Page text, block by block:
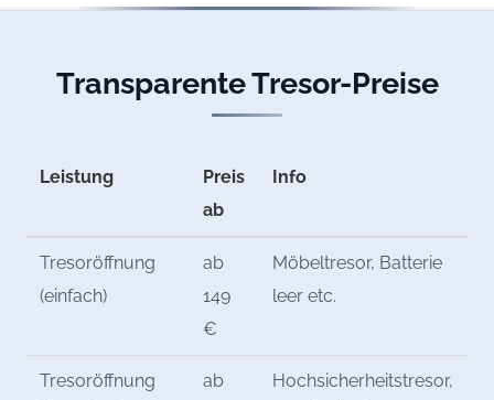
Transparente Tresor-Preise
Leistung
Preis
ab
Info
Tresoröffnung
(einfach)
ab
149
€
Möbeltresor, Batterie
leer etc.
Tresoröffnung
ab
Hochsicherheitstresor,